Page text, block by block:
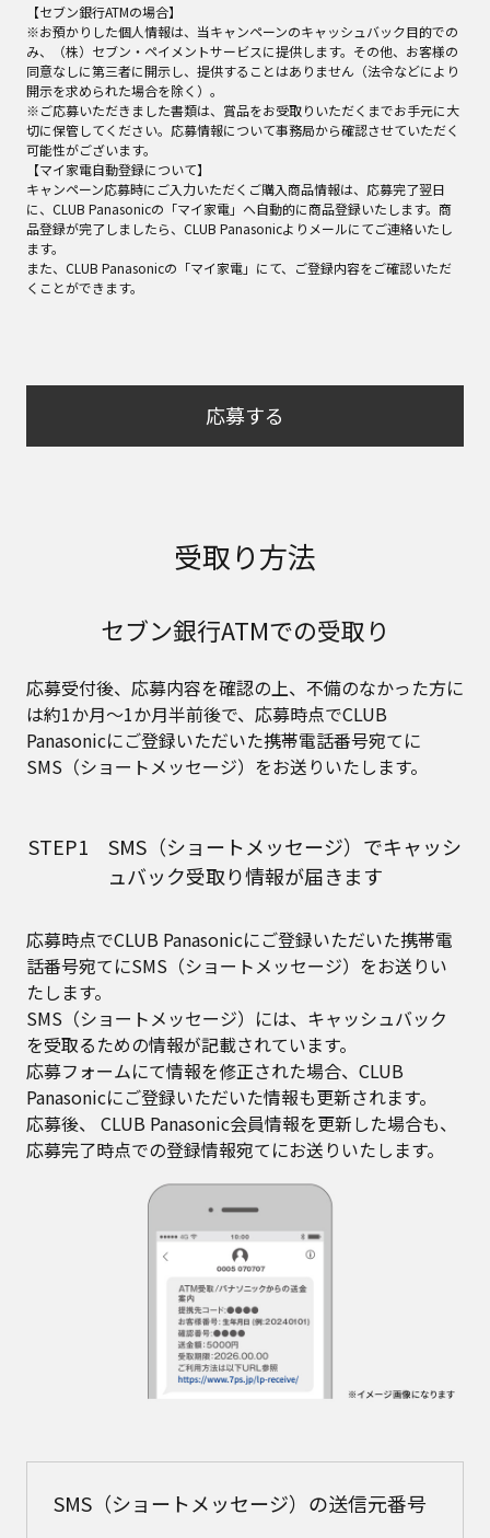
【セブン銀行ATMの場合】
※お預かりした個人情報は、当キャンペーンのキャッシュバック目的での
み、（株）セブン・ペイメントサービスに提供します。その他、お客様の
同意なしに第三者に開示し、提供することはありません（法令などにより
開示を求められた場合を除く）。
※ご応募いただきました書類は、賞品をお受取りいただくまでお手元に大
切に保管してください。応募情報について事務局から確認させていただく
可能性がございます。
【マイ家電自動登録について】
キャンペーン応募時にご入力いただくご購入商品情報は、応募完了翌日
に、CLUB Panasonicの「マイ家電」へ自動的に商品登録いたします。商
品登録が完了しましたら、CLUB Panasonicよりメールにてご連絡いたし
ます。
また、CLUB Panasonicの「マイ家電」にて、ご登録内容をご確認いただ
くことができます。
応募する
受取り方法
セブン銀行ATMでの受取り
応募受付後、応募内容を確認の上、不備のなかった方に
は約1か月～1か月半前後で、応募時点でCLUB
Panasonicにご登録いただいた携帯電話番号宛てに
SMS（ショートメッセージ）をお送りいたします。​
STEP1 SMS（ショートメッセージ）でキャッシ
ュバック受取り情報が届きます
応募時点でCLUB Panasonicにご登録いただいた携帯電
話番号宛てにSMS（ショートメッセージ）をお送りい
たします。
SMS（ショートメッセージ）には、キャッシュバック
を受取るための情報が記載されています。
応募フォームにて情報を修正された場合、CLUB
Panasonicにご登録いただいた情報も更新されます。
応募後、 CLUB Panasonic会員情報を更新した場合も、
応募完了時点での登録情報宛てにお送りいたします。
SMS（ショートメッセージ）の送信元番号